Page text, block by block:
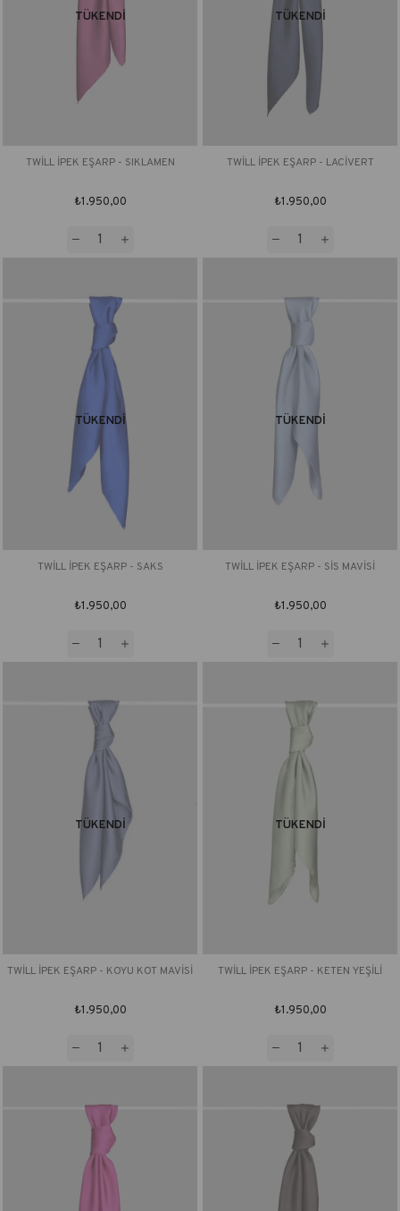
TÜKENDI
TWİLL İPEK EŞARP - SIKLAMEN
₺1.950,00
TÜKENDI
TWİLL İPEK EŞARP - LACİVERT
₺1.950,00
TÜKENDI
TWİLL İPEK EŞARP - SAKS
₺1.950,00
TÜKENDI
TWİLL İPEK EŞARP - SİS MAVİSİ
₺1.950,00
TÜKENDI
TWİLL İPEK EŞARP - KOYU KOT MAVİSİ
₺1.950,00
TÜKENDI
TWİLL İPEK EŞARP - KETEN YEŞİLİ
₺1.950,00